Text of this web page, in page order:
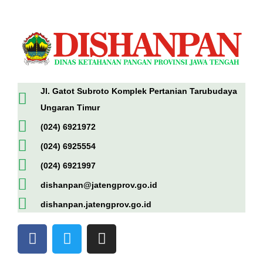
Jl. Gatot Subroto Komplek Pertanian Tarubudaya
Ungaran Timur
(024) 6921972
(024) 6925554
(024) 6921997
dishanpan@jatengprov.go.id
dishanpan.jatengprov.go.id
F
a
T
w
I
n